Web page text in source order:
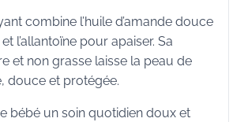
combine l’huile d’amande douce
l’allantoïne pour apaiser. Sa
et non grasse laisse la peau de
douce et protégée.
bébé un soin quotidien doux et